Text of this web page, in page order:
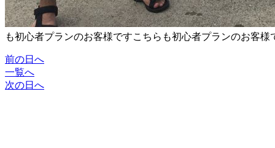
も初心者プランのお客様ですこちらも初心者プランのお客様
前の日へ
一覧へ
次の日へ